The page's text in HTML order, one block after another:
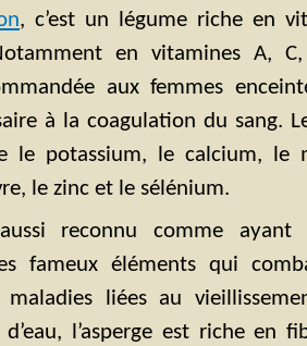
, c’est un légume riche en
en vitamines A,
aux femmes
à la coagulation du sang.
le potassium, le calcium, le
le zinc et le sélénium.
reconnu comme ayant
fameux éléments qui
maladies liées au
l’asperge est riche en